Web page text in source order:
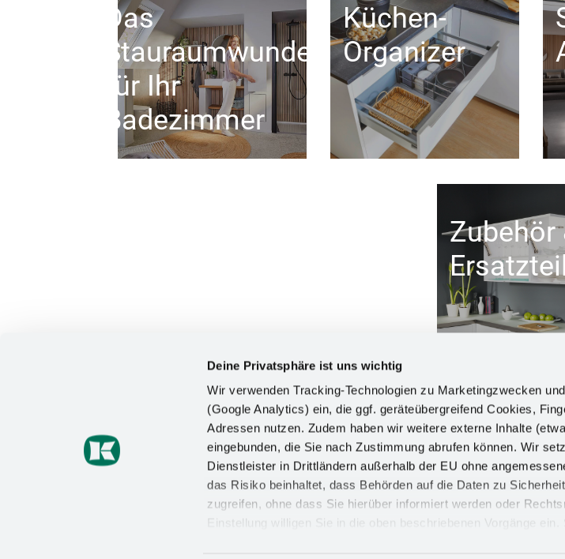
Deine Privatsphäre ist uns wichtig
Wir verwenden Tracking-Technologien zu Marketingzwecken
(Google Analytics) ein, die ggf. geräteübergreifend Cookies,
Adressen nutzen. Zudem haben wir weitere externe Inhalte
eingebunden, die Sie nach Zustimmung abrufen können. Wir
Dienstleister in Drittländern außerhalb der EU ohne
das Risiko beinhaltet, dass Behörden auf die Daten zu
zugreifen, ohne dass Sie hierüber informiert werden oder
Einstellung willigen Sie in die oben beschriebenen Vorgänge ein.
Das
Stauraumwunder
für Ihr
Badezimmer
Küchen-
Organizer
Zubehör
Kesseböhmer Holding KG
Mindener Straße 208
49152 Bad Essen